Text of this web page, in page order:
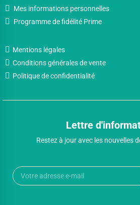
Mes informations personnelles
Programme de fidélité Prime
Mentions légales
Conditions générales de vente
Politique de confidentialité
Lettre
Restez à jour avec les nouvelles